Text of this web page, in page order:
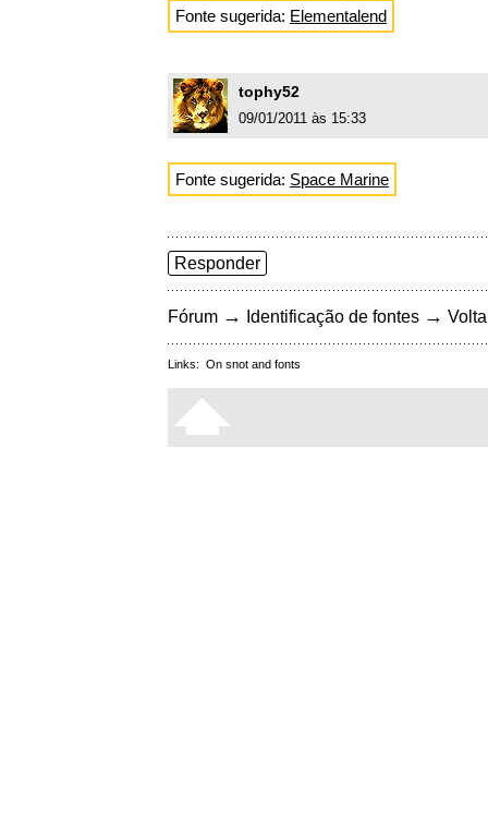
Fonte sugerida: Elementalend
tophy52
09/01/2011 às 15:33
Fonte sugerida: Space Marine
Responder
Fórum → Identificação de fontes →
Links: On snot and fonts